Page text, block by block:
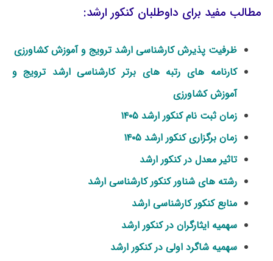
مطالب مفید برای داوطلبان کنکور ارشد:
ظرفیت پذیرش کارشناسی ارشد ترویج و آموزش کشاورزی
کارنامه های رتبه های برتر کارشناسی ارشد ترویج و
آموزش کشاورزی
زمان ثبت نام کنکور ارشد ۱۴۰۵
زمان برگزاری کنکور ارشد ۱۴۰۵
تاثیر معدل در کنکور ارشد
رشته های شناور کنکور کارشناسی ارشد
منابع کنکور کارشناسی ارشد
سهمیه ایثارگران در کنکور ارشد
سهمیه شاگرد اولی در کنکور ارشد